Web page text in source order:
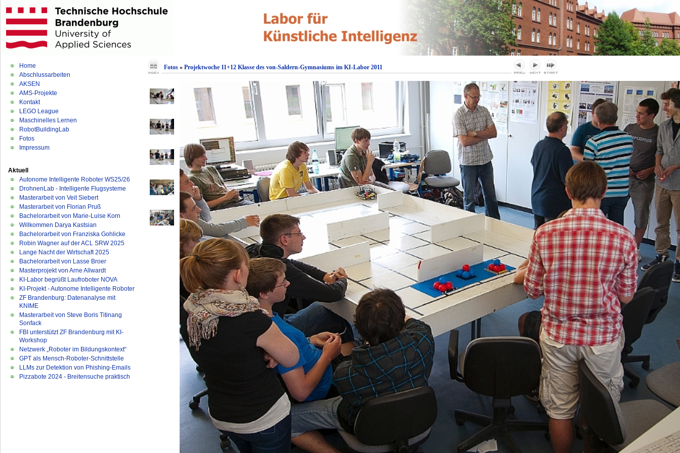
Home
Abschlussarbeiten
AKSEN
AMS-Projekte
Kontakt
LEGO League
Maschinelles Lernen
RobotBuildingLab
Fotos
Impressum
Aktuell
Autonome Intelligente Roboter WS25/26
DrohnenLab - Intelligente Flugsysteme
Masterarbeit von Veit Siebert
Masterarbeit von Florian Pruß
Bachelorarbeit von Marie-Luise Korn
Willkommen Darya Kastsian
Bachelorarbeit von Franziska Gohlicke
Robin Wagner auf der ACL SRW 2025
Lange Nacht der Wirtschaft 2025
Bachelorarbeit von Lasse Broer
Masterprojekt von Arne Allwardt
KI-Labor begrüßt Laufroboter NOVA
KI-Projekt - Autonome Intelligente Roboter
ZF Brandenburg: Datenanalyse mit
KNIME
Masterarbeit von Steve Boris Titinang
Sonfack
FBI unterstützt ZF Brandenburg mit KI-
Workshop
Netzwerk „Roboter im Bildungskontext“
GPT als Mensch-Roboter-Schnittstelle
LLMs zur Detektion von Phishing-Emails
Pizzabote 2024 - Breitensuche praktisch
Fotos »Projektwoche 11+12 Klasse des von-Saldern-Gymnasiums im KI-Labor 2011